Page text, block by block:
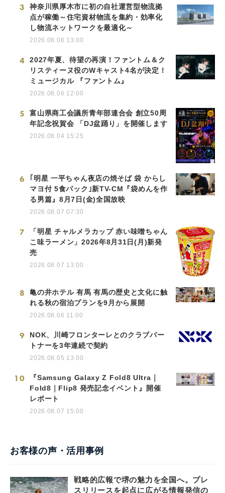
3
神奈川県厚木市に初の自社運営型物流拠
点が稼働～住宅資材物流を集約・効率化
し物流ネットワークを最適化～
2026.08.06 13:00
4
2027年夏、待望の再演！ファントム＆ク
リスティーヌ役のWキャスト4名が決定！
ミュージカル 『ファントム』
2026.08.06 12:00
5
富山県商工会議所青年部連合会 創立50周
年記念祝賀会 「DJ盆踊り」を開催します
2026.08.04 15:25
6
｢明星 一平ちゃん夜店の焼そば 袋 からし
マヨ付 5食パック｣新TV-CM『袋めんを作
る男篇』8月7日(金)全国放映
2026.08.07 07:30
7
「明星 チャルメラカップ 赤い味噌ちゃん
こ味ラーメン」2026年8月31日(月)新発
売
2026.08.07 13:00
8
亀の井ホテル 有馬 有馬の歴史と文化に触
れる秋の宿泊プランを9月から展開
2026.08.06 11:00
9
NOK、川崎フロンターレとのクラブパー
トナーを3年連続で契約
2026.08.05 13:00
10
『Samsung Galaxy Z Fold8 Ultra｜
Fold8｜Flip8 発売記念イベント』開催
レポート
2026.08.07 15:00
お客様の声・活用事例
戦略的広報で堺の魅力を全国へ。プレ
スリリースを起点に広がる情報発信の